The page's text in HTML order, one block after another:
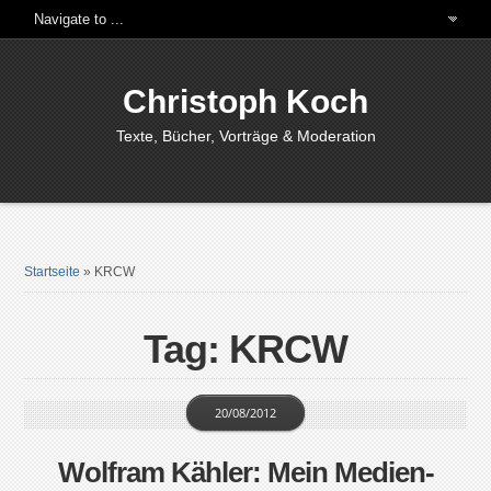
Christoph Koch
Texte, Bücher, Vorträge & Moderation
Startseite » KRCW
Tag: KRCW
Wolfram Kähler: Mein Medien-
20/08/2012